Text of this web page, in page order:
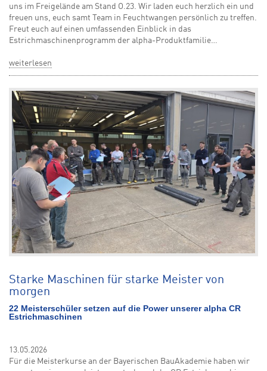
uns im Freigelände am Stand O.23. Wir laden euch herzlich ein und
freuen uns, euch samt Team in Feuchtwangen persönlich zu treffen.
Freut euch auf einen umfassenden Einblick in das
Estrichmaschinenprogramm der alpha-Produktfamilie…
weiterlesen
Starke Maschinen für starke Meister von
morgen
22 Meisterschüler setzen auf die Power unserer alpha CR
Estrichmaschinen
13.05.2026
Für die Meisterkurse an der Bayerischen BauAkademie haben wir